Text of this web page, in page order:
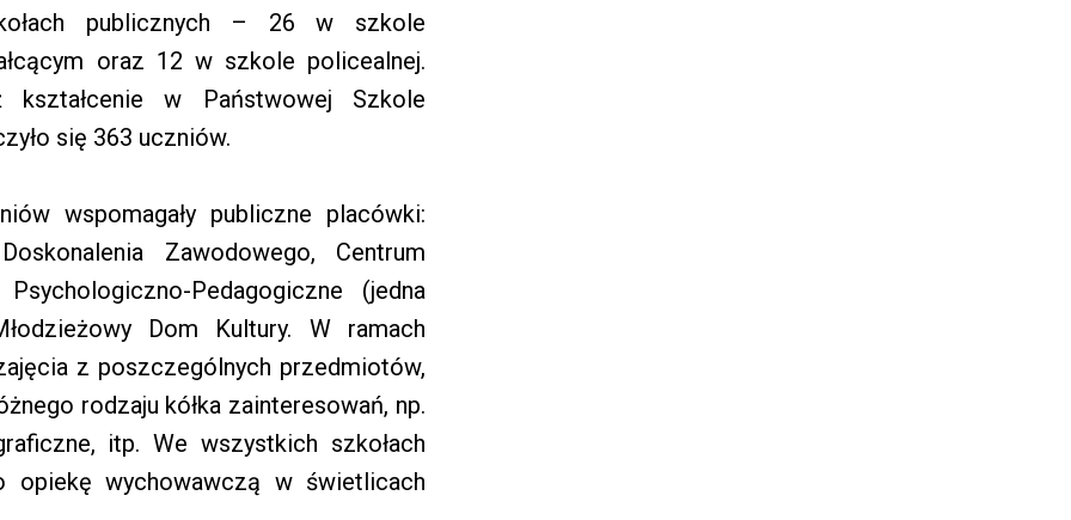
publicznych – 26 w szkole
oraz 12 w szkole policealnej.
w Państwowej Szkole
się 363 uczniów.
wspomagały publiczne placówki:
Zawodowego, Centrum
Pedagogiczne (jedna
Dom Kultury. W ramach
z poszczególnych przedmiotów,
rodzaju kółka zainteresowań, np.
itp. We wszystkich szkołach
opiekę wychowawczą w świetlicach